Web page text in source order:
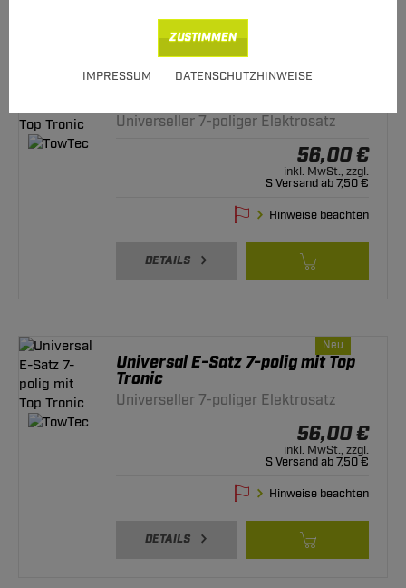
IMPRESSUM DATENSCHUTZHINWEISE
ZUSTIMMEN
Elektrosatz 7-polig
Universal E-Satz 7-polig mit Top
Universeller 7-poliger Elektrosatz
56,00 €
inkl. MwSt., zzgl.
S Versand ab 7,50 €
Hinweise beachten
DETAILS
Neu
Universal E-Satz 7-polig mit Top
Tronic
Universeller 7-poliger Elektrosatz
56,00 €
inkl. MwSt., zzgl.
S Versand ab 7,50 €
Hinweise beachten
DETAILS